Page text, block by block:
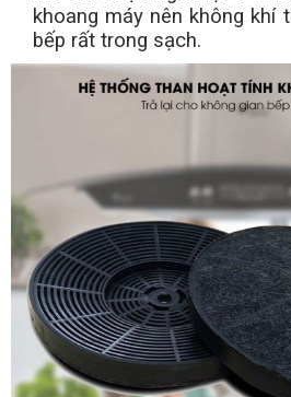
khoang máy nên không khí
bếp rất trong sạch.